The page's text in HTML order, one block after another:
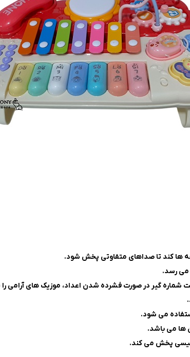
ها کند تا صداهای متفاوتی پخش شود.
می رسد.
گیر در صورت فشرده شدن اعداد، موزیک های آرامی
می شود.
ها می باشد.
پخش می کند.